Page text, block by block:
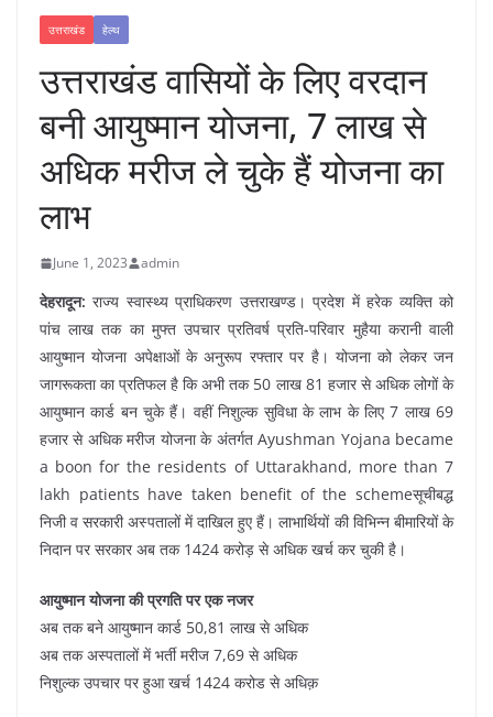
उत्तराखंड हेल्थ
उत्तराखंड वासियों के लिए वरदान
बनी आयुष्मान योजना, 7 लाख से
अधिक मरीज ले चुके हैं योजना का
लाभ
June 1, 2023 admin
देहरादून: राज्य स्वास्थ्य प्राधिकरण उत्तराखण्ड। प्रदेश में हरेक व्यक्ति को
पांच लाख तक का मुफ्त उपचार प्रतिवर्ष प्रति-परिवार मुहैया करानी वाली
आयुष्मान योजना अपेक्षाओं के अनुरूप रफ्तार पर है। योजना को लेकर जन
जागरूकता का प्रतिफल है कि अभी तक 50 लाख 81 हजार से अधिक लोगों के
आयुष्मान कार्ड बन चुके हैं। वहीं निशुल्क सुविधा के लाभ के लिए 7 लाख 69
हजार से अधिक मरीज योजना के अंतर्गत Ayushman Yojana became
a boon for the residents of Uttarakhand, more than 7
lakh patients have taken benefit of the schemeसूचीबद्ध
निजी व सरकारी अस्पतालों में दाखिल हुए हैं। लाभार्थियों की विभिन्न बीमारियों के
निदान पर सरकार अब तक 1424 करोड़ से अधिक खर्च कर चुकी है।
आयुष्मान योजना की प्रगति पर एक नजर
अब तक बने आयुष्मान कार्ड 50,81 लाख से अधिक
अब तक अस्पतालों में भर्ती मरीज 7,69 से अधिक
निशुल्क उपचार पर हुआ खर्च 1424 करोड से अधिक़